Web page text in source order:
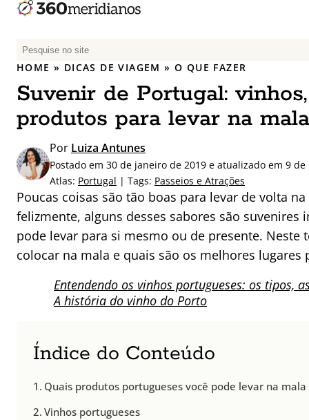
P
e
q
u
i
a
r
p
o
:
HOME » DICAS DE VIAGEM »O QUE FAZER
Suvenir de Portugal:
produtos para levar na mala
Por Luiza Antunes
Postado em 30 de janeiro de 2019 e atualizado em 9
Atlas: Portugal | Tags: Passeios e Atrações
Poucas coisas são tão boas para levar de volta
felizmente, alguns desses sabores são suvenires
pode levar para si mesmo ou de presente.
colocar na mala e quais são os melhores lugares
Entendendo os vinhos portugueses: os tipos,
A história do vinho do Porto
Índice do Conteúdo
Quais produtos portugueses você pode levar na
Vinhos portugueses